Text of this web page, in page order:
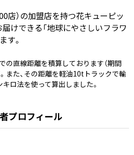
店）の加盟店を持つ花キューピッ
けできる「地球にやさしいフラワ
す。
直線距離を積算しております（期間
また、その距離を軽油10tトラックで輸
ロ法を使って算出しました。
プロフィール